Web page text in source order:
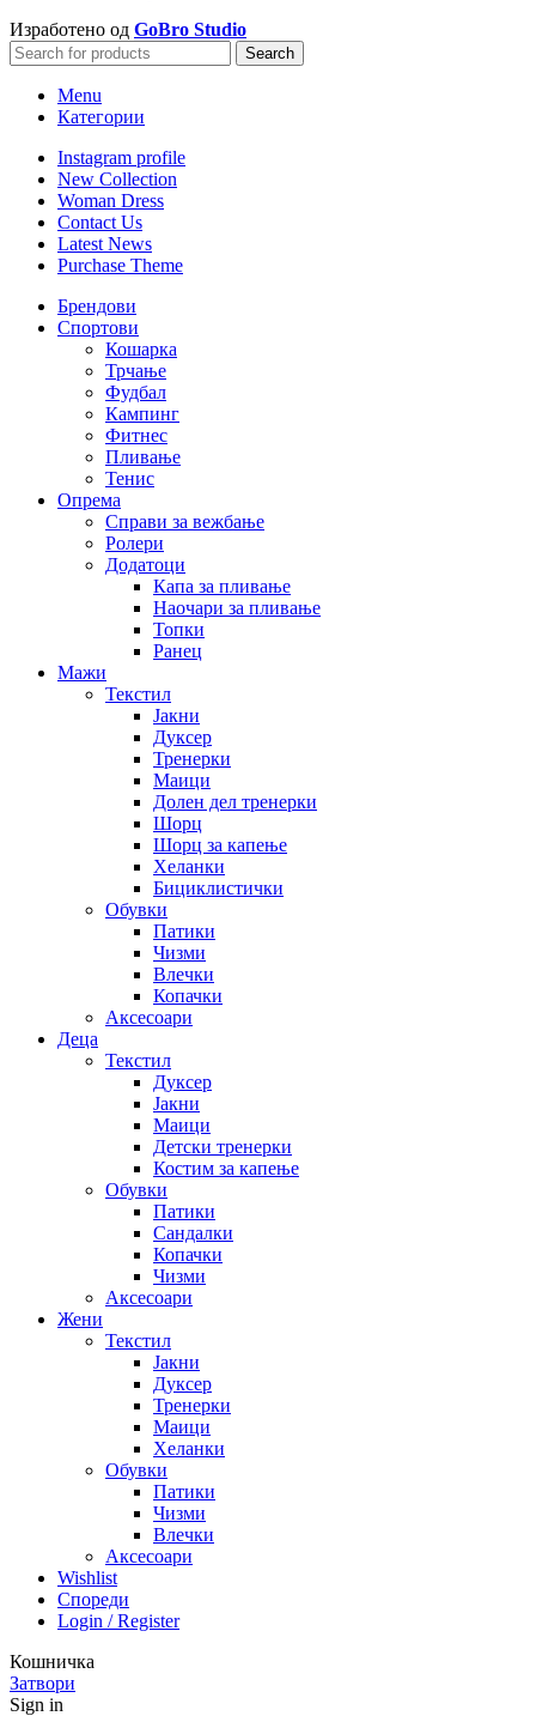
Изработено од GoBro Studio
Search
Menu
Категории
Instagram profile
New Collection
Woman Dress
Contact Us
Latest News
Purchase Theme
Брендови
Спортови
Кошарка
Трчање
Фудбал
Кампинг
Фитнес
Пливање
Тенис
Опрема
Справи за вежбање
Ролери
Додатоци
Капа за пливање
Наочари за пливање
Топки
Ранец
Мажи
Текстил
Јакни
Дуксер
Тренерки
Маици
Долен дел тренерки
Шорц
Шорц за капење
Хеланки
Бициклистички
Обувки
Патики
Чизми
Влечки
Копачки
Аксесоари
Деца
Текстил
Дуксер
Јакни
Маици
Детски тренерки
Костим за капење
Обувки
Патики
Сандалки
Копачки
Чизми
Аксесоари
Жени
Текстил
Јакни
Дуксер
Тренерки
Маици
Хеланки
Обувки
Патики
Чизми
Влечки
Аксесоари
Wishlist
Спореди
Login / Register
Кошничка
Затвори
Sign in